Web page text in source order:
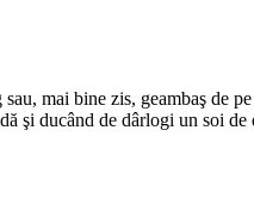
mai bine zis, geambaş de
şi ducând de dârlogi un soi de